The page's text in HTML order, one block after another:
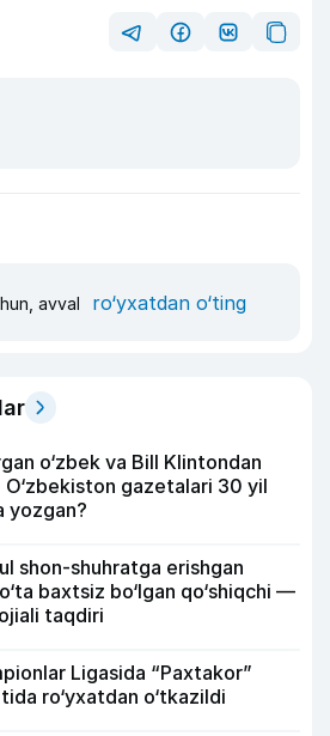
avval ro‘yxatdan o‘ting
o‘zbek va Bill Klintondan
gazetalari 30 yil
yozgan?
shon-shuhratga erishgan
baxtsiz bo‘lgan qo‘shiqchi —
taqdiri
Ligasida “Paxtakor”
ro‘yxatdan o‘tkazildi